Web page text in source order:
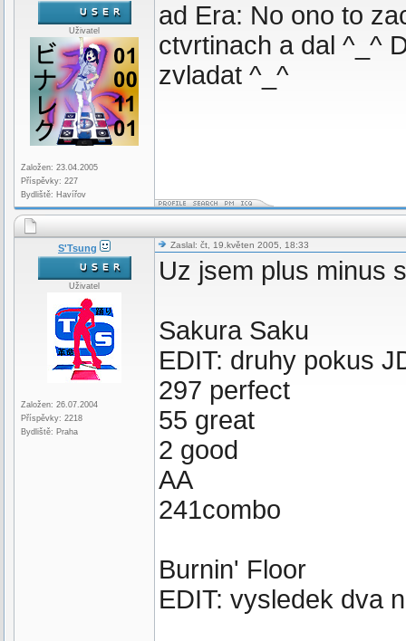
Uživatel
Založen: 23.04.2005
Příspěvky: 227
Bydliště: Havířov
ad Era: No ono to
ctvrtinach a dal ^_^
zvladat ^_^
S'Tsung
Uživatel
Založen: 26.07.2004
Příspěvky: 2218
Bydliště: Praha
Zaslal: čt, 19.květen 2005, 18:33
Uz jsem plus minus
Sakura Saku
EDIT: druhy pokus
297 perfect
55 great
2 good
AA
241combo
Burnin' Floor
EDIT: vysledek dva